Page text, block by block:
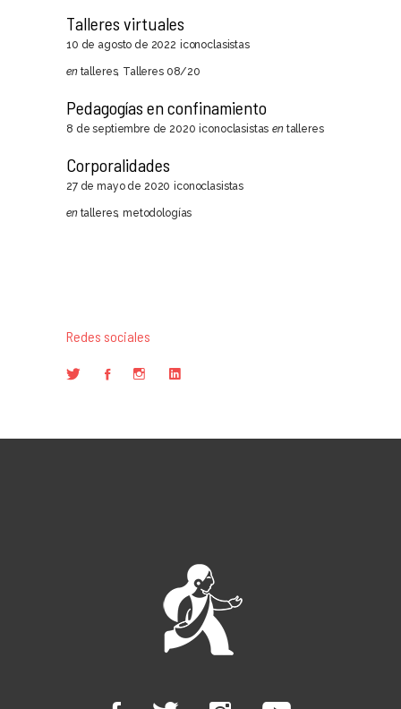
Talleres virtuales
10 de agosto de 2022 iconoclasistas
en talleres, Talleres 08/20
Pedagogías en confinamiento
8 de septiembre de 2020 iconoclasistas en talleres
Corporalidades
27 de mayo de 2020 iconoclasistas
en talleres,metodologías
Redes sociales